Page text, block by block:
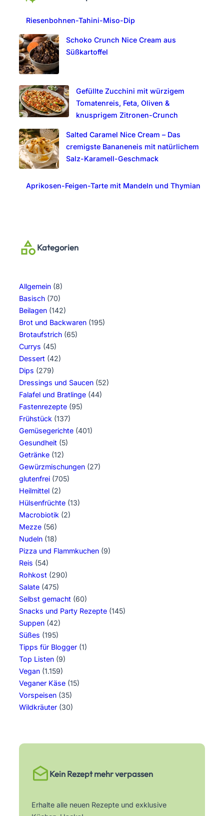
Riesenbohnen-Tahini-Miso-Dip
Schoko Crunch Nice Cream aus
Süßkartoffel
Gefüllte Zucchini mit würzigem
Tomatenreis, Feta, Oliven &
knusprigem Zitronen-Crunch
Salted Caramel Nice Cream – Das
cremigste Bananeneis mit natürlichem
Salz-Karamell-Geschmack
Aprikosen-Feigen-Tarte mit Mandeln und Thymian
Kategorien
Allgemein (8)
Basisch (70)
Beilagen (142)
Brot und Backwaren (195)
Brotaufstrich (65)
Currys (45)
Dessert (42)
Dips (279)
Dressings und Saucen (52)
Falafel und Bratlinge (44)
Fastenrezepte (95)
Frühstück (137)
Gemüsegerichte (401)
Gesundheit (5)
Getränke (12)
Gewürzmischungen (27)
glutenfrei (705)
Heilmittel (2)
Hülsenfrüchte (13)
Macrobiotik (2)
Mezze (56)
Nudeln (18)
Pizza und Flammkuchen (9)
Reis (54)
Rohkost (290)
Salate (475)
Selbst gemacht (60)
Snacks und Party Rezepte (145)
Suppen (42)
Süßes (195)
Tipps für Blogger (1)
Top Listen (9)
Vegan (1.159)
Veganer Käse (15)
Vorspeisen (35)
Wildkräuter (30)
Kein Rezept mehr verpassen
Erhalte alle neuen Rezepte und exklusive